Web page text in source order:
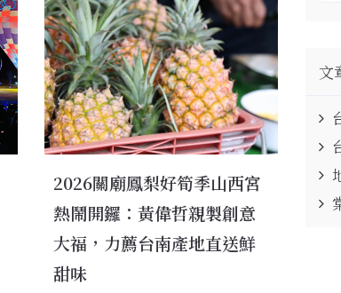
2026關廟鳳梨好筍季山西宮
熱鬧開鑼：黃偉哲親製創意
大福，力薦台南產地直送鮮
甜味
文